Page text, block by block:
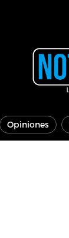
Opiniones